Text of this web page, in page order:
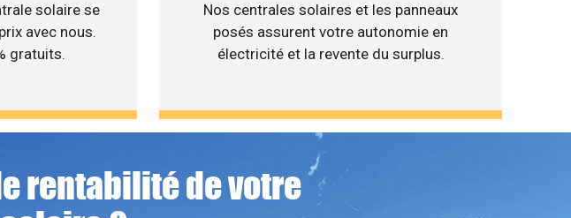
solaire se
avec nous.
gratuits.
Nos centrales solaires et les panneaux
posés assurent votre autonomie en
électricité et la revente du surplus.
rentabilité de votre